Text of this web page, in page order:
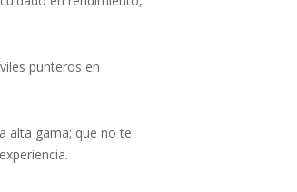
punteros en
alta gama; que no te